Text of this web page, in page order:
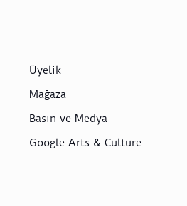
Üyelik
Mağaza
Basın ve Medya
Google Arts & Culture